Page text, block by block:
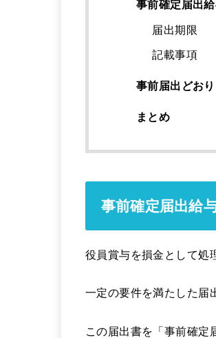
事前確定届出
届出期限
記載事項
事前届出どお
まとめ
事前確定届出給
役員賞与を損金として処
一定の要件を満たした届
この届出書を「事前確定